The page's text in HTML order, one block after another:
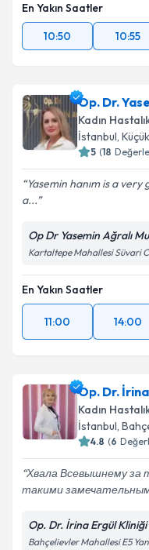
En Yakın Saatler
10:50
10:55
Op. Dr.
Kadın
İstanbul,
5 (18
Yasemin hanım is a
a...
Op Dr Yasemin Ağralı
Kartaltepe Mahallesi Süvari
En Yakın Saatler
11:00 14:00
Op. Dr.
Kadın
İstanbul,
4.8 (6
Хвала Всевышнему за
такими
Op. Dr. İrina Ergül Kliniği
Bahçelievler Mahallesi E5